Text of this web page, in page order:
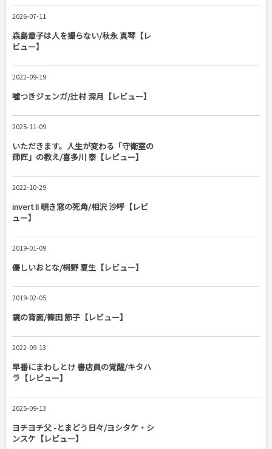
2026-07-11
森島章子は人を撮らない/秋永 真琴【レ
ビュー】
2022-09-19
噓つきジェンガ/辻村 深月【レビュー】
2025-11-09
いただきます。人生が変わる「守衛室の
師匠」の教え/喜多川 泰【レビュー】
2022-10-29
invert II 覗き窓の死角/相沢 沙呼【レビ
ュー】
2019-01-09
優しいおとな/桐野 夏生【レビュー】
2019-02-05
鏡の背面/篠田 節子【レビュー】
2022-09-13
早番にまわしとけ 書店員の覚醒/キタハ
ラ【レビュー】
2025-09-13
ヨチヨチ父 -とまどう日々/ヨシタケ・シ
ンスケ【レビュー】